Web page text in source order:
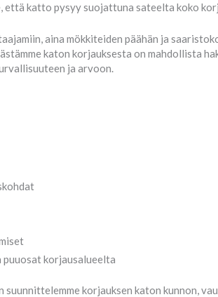
katto pysyy suojattuna sateelta koko
aina mökkiteiden päähän ja
katon korjauksesta on mahdollista
ja arvoon.
korjausalueelta
suunnittelemme korjauksen katon kunnon,